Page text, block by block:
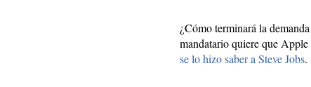
¿Cómo terminará la
mandatario quiere que
se lo hizo saber a Steve Jobs.